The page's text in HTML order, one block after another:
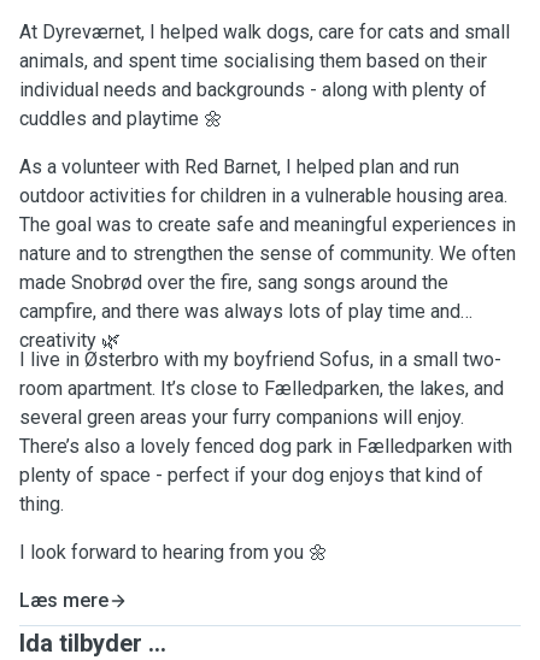
At Dyreværnet, I helped walk dogs, care for cats and small
animals, and spent time socialising them based on their
individual needs and backgrounds - along with plenty of
cuddles and playtime 🌼
As a volunteer with Red Barnet, I helped plan and run
outdoor activities for children in a vulnerable housing area.
The goal was to create safe and meaningful experiences in
nature and to strengthen the sense of community. We often
made Snobrød over the fire, sang songs around the
campfire, and there was always lots of play time and
creativity 🌿
I live in Østerbro with my boyfriend Sofus, in a small two-
room apartment. It’s close to Fælledparken, the lakes, and
several green areas your furry companions will enjoy.
There’s also a lovely fenced dog park in Fælledparken with
plenty of space - perfect if your dog enjoys that kind of
thing.
I look forward to hearing from you 🌼
Læs mere
Ida tilbyder ...